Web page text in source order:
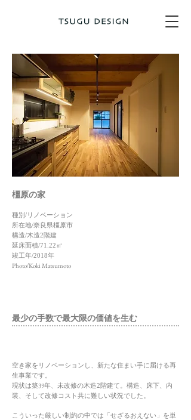
橿原の家
種別/リノベーション
所在地/奈良県橿原市
構造/木造2階建
延床面積/71.22㎡
竣工年/2018年
Photo/Koki Matsumoto
​最少の手数で最大限の価値を生む
空き家をリノベーションし、新たな住まい手に届ける再
生事業です。
現状は築39年、未改修の木造2階建て。構造、床下、内
装、そして改修コスト共に難しい状況でした。
こういった厳しい制約の中では「せざるおえない」を単